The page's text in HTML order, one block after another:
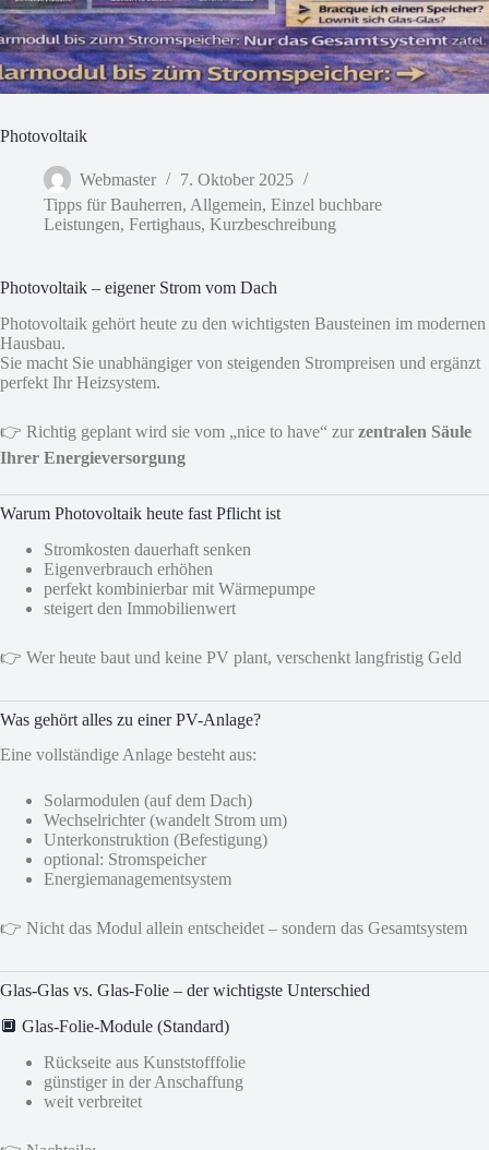
Photovoltaik
Webmaster
7. Oktober 2025
Tipps für Bauherren, Allgemein, Einzel buchbare
Leistungen, Fertighaus, Kurzbeschreibung
Photovoltaik – eigener Strom vom Dach
Photovoltaik gehört heute zu den wichtigsten Bausteinen im modernen
Hausbau.
Sie macht Sie unabhängiger von steigenden Strompreisen und ergänzt
perfekt Ihr Heizsystem.
👉 Richtig geplant wird sie vom „nice to have“ zur zentralen Säule
Ihrer Energieversorgung
Warum Photovoltaik heute fast Pflicht ist
Stromkosten dauerhaft senken
Eigenverbrauch erhöhen
perfekt kombinierbar mit Wärmepumpe
steigert den Immobilienwert
👉 Wer heute baut und keine PV plant, verschenkt langfristig Geld
Was gehört alles zu einer PV-Anlage?
Eine vollständige Anlage besteht aus:
Solarmodulen (auf dem Dach)
Wechselrichter (wandelt Strom um)
Unterkonstruktion (Befestigung)
optional: Stromspeicher
Energiemanagementsystem
👉 Nicht das Modul allein entscheidet – sondern das Gesamtsystem
Glas-Glas vs. Glas-Folie – der wichtigste Unterschied
🔲 Glas-Folie-Module (Standard)
Rückseite aus Kunststofffolie
günstiger in der Anschaffung
weit verbreitet